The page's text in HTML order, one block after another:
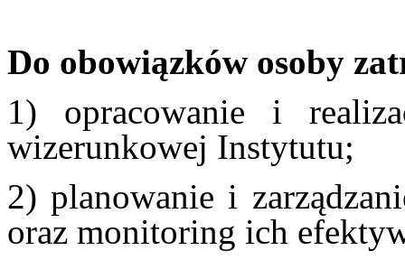
Do obowiązków osoby
1) opracowanie i
wizerunkowej Instytutu;
2) planowanie i
oraz monitoring ich